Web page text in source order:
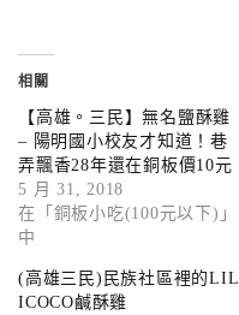
相關
【高雄。三民】無名鹽酥雞
– 陽明國小校友才知道！巷
弄飄香28年還在銅板價10元
5 月 31, 2018
在「銅板小吃(100元以下)」
中
(高雄三民)民族社區裡的LIL
ICOCO鹹酥雞